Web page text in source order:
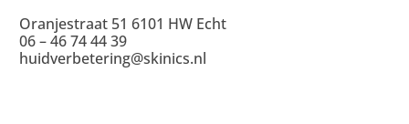
Oranjestraat 51 6101 HW Echt
06 – 46 74 44 39
huidverbetering@skinics.nl